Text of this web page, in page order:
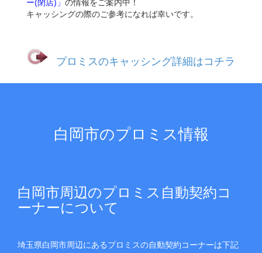
ー(閉店)」 の情報をご案内中！
キャッシングの際のご参考になれば幸いです。
プロミスのキャッシング詳細はコチラ
白岡市のプロミス情報
白岡市周辺のプロミス自動契約コ
ーナーについて
埼玉県白岡市周辺にあるプロミスの自動契約コーナーは下記